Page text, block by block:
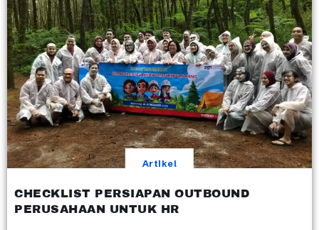
Artikel
CHECKLIST PERSIAPAN OUTBOUND
PERUSAHAAN UNTUK HR